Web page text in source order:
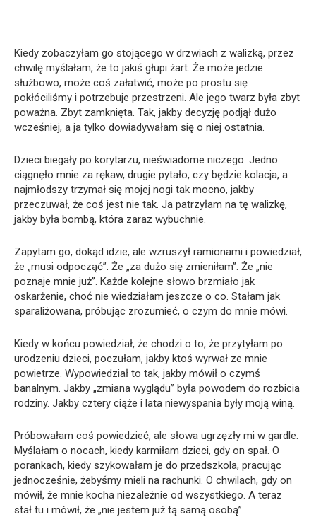
Kiedy zobaczyłam go stojącego w drzwiach z walizką, przez
chwilę myślałam, że to jakiś głupi żart. Że może jedzie
służbowo, może coś załatwić, może po prostu się
pokłóciliśmy i potrzebuje przestrzeni. Ale jego twarz była zbyt
poważna. Zbyt zamknięta. Tak, jakby decyzję podjął dużo
wcześniej, a ja tylko dowiadywałam się o niej ostatnia.
Dzieci biegały po korytarzu, nieświadome niczego. Jedno
ciągnęło mnie za rękaw, drugie pytało, czy będzie kolacja, a
najmłodszy trzymał się mojej nogi tak mocno, jakby
przeczuwał, że coś jest nie tak. Ja patrzyłam na tę walizkę,
jakby była bombą, która zaraz wybuchnie.
Zapytam go, dokąd idzie, ale wzruszył ramionami i powiedział,
że „musi odpocząć”. Że „za dużo się zmieniłam”. Że „nie
poznaje mnie już”. Każde kolejne słowo brzmiało jak
oskarżenie, choć nie wiedziałam jeszcze o co. Stałam jak
sparaliżowana, próbując zrozumieć, o czym do mnie mówi.
Kiedy w końcu powiedział, że chodzi o to, że przytyłam po
urodzeniu dzieci, poczułam, jakby ktoś wyrwał ze mnie
powietrze. Wypowiedział to tak, jakby mówił o czymś
banalnym. Jakby „zmiana wyglądu” była powodem do rozbicia
rodziny. Jakby cztery ciąże i lata niewyspania były moją winą.
Próbowałam coś powiedzieć, ale słowa ugrzęzły mi w gardle.
Myślałam o nocach, kiedy karmiłam dzieci, gdy on spał. O
porankach, kiedy szykowałam je do przedszkola, pracując
jednocześnie, żebyśmy mieli na rachunki. O chwilach, gdy on
mówił, że mnie kocha niezależnie od wszystkiego. A teraz
stał tu i mówił, że „nie jestem już tą samą osobą”.